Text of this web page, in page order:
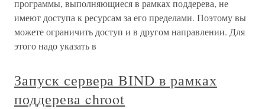
программы, выполняющиеся в рамках поддерева, не
имеют доступа к ресурсам за его пределами. Поэтому вы
можете ограничить доступ и в другом направлении. Для
этого надо указать в
Запуск сервера BIND в рамках
поддерева chroot